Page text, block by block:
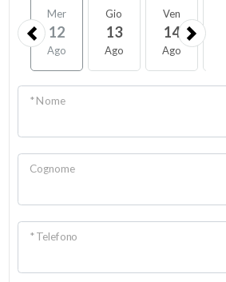
Mer
12
Ago
Gio
13
Ago
Ven
14
Ago
* Nome
Cognome
* Telefono